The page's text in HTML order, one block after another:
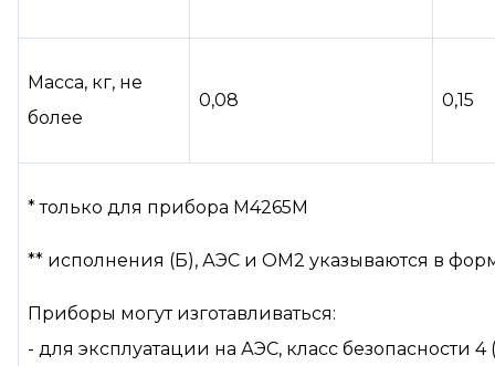
Масса, кг, не
более
0,08 0,15
* только для прибора М4265М
** исполнения (Б), АЭС и ОМ2 указываются в
Приборы могут изготавливаться:
- для эксплуатации на АЭС, класс безопасности 4